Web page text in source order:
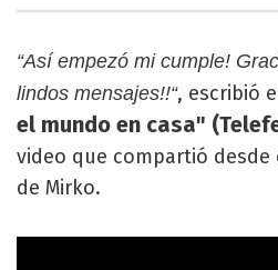
“Así empezó mi cumple!
lindos mensajes!!“, escribió
el mundo en casa"
video que compartió desde
de Mirko.